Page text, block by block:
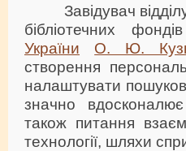
Завідувач відділу
бібліотечних
України
О. Ю.
створення
налаштувати
значно
також питання
технології, шляхи